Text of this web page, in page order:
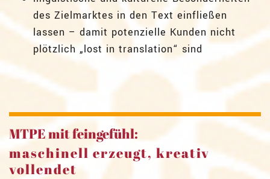
des Zielmarktes in den Text einfließen
lassen – damit potenzielle Kunden nicht
plötzlich „lost in translation“ sind
MTPE mit feingefühl:
maschinell erzeugt, kreativ
vollendet